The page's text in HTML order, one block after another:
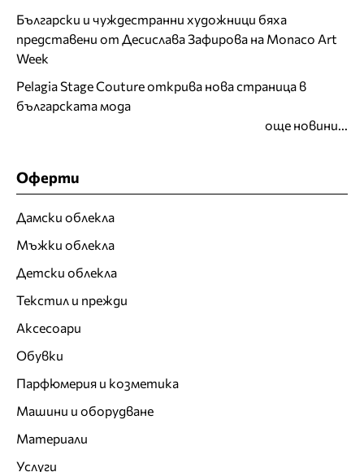
Български и чуждестранни художници бяха
представени от Десислава Зафирова на Monaco Art
Week
Pelagia Stage Couture открива нова страница в
българската мода
още новини...
Оферти
Дамски облекла
Мъжки облекла
Детски облекла
Текстил и прежди
Аксесоари
Обувки
Парфюмерия и козметика
Машини и оборудване
Материали
Услуги